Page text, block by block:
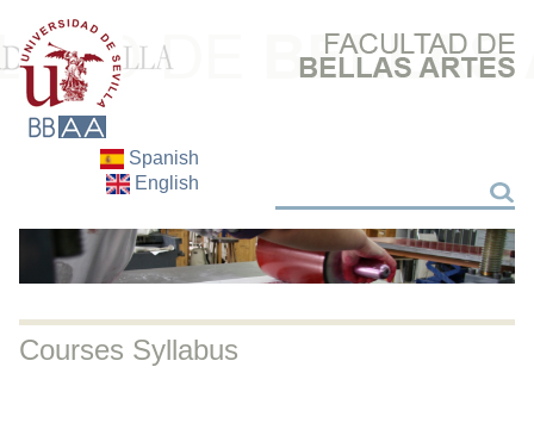
Spanish
English
Search
Courses Syllabus